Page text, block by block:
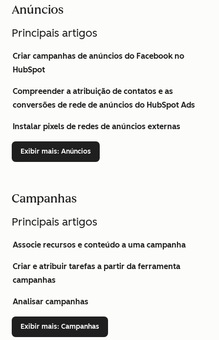
Anúncios
Principais artigos
Criar campanhas de anúncios do Facebook no
HubSpot
Compreender a atribuição de contatos e as
conversões de rede de anúncios do HubSpot Ads
Instalar pixels de redes de anúncios externas
Exibir mais: Anúncios
Campanhas
Principais artigos
Associe recursos e conteúdo a uma campanha
Criar e atribuir tarefas a partir da ferramenta
campanhas
Analisar campanhas
Exibir mais: Campanhas